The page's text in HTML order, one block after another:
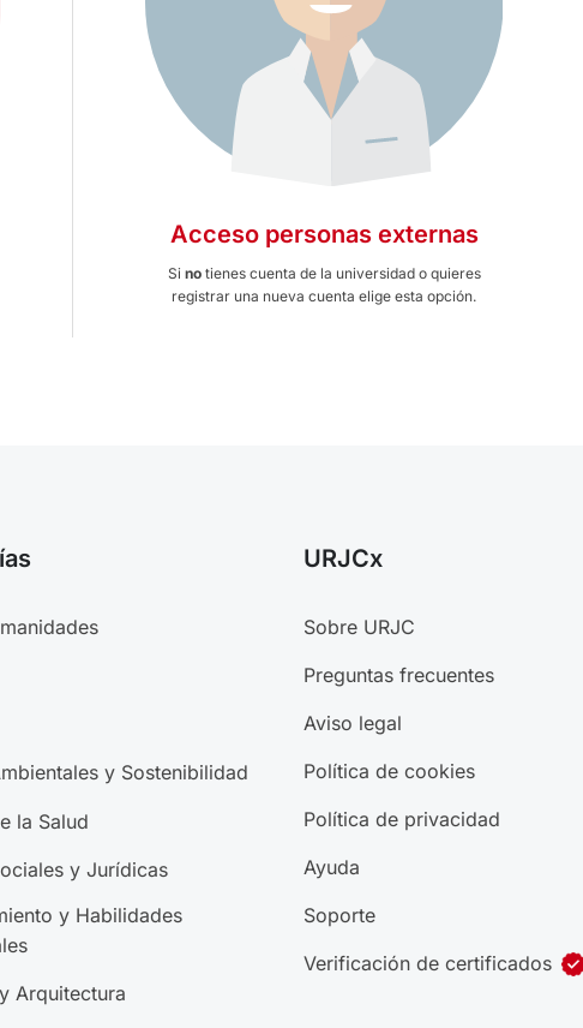
Acceso personas externas
Si notienes cuenta de la universidad o quieres
registrar una nueva cuenta elige esta opción.
y Sostenibilidad
la Salud
y Jurídicas
y Habilidades
Arquitectura
URJCx
Sobre URJC
Preguntas frecuentes
Aviso legal
Política de cookies
Política de privacidad
Ayuda
Soporte
Verificación de certificados